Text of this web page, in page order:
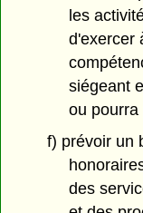
les
d'exercer
siégeant
ou pourra
f) prévoir un
des